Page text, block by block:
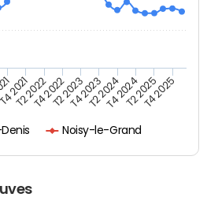
Noisy-le-Grand
2021
T2 2022T4 2022T2 2023T4 2023T2 2024T4 2024T2 2025T4 2025